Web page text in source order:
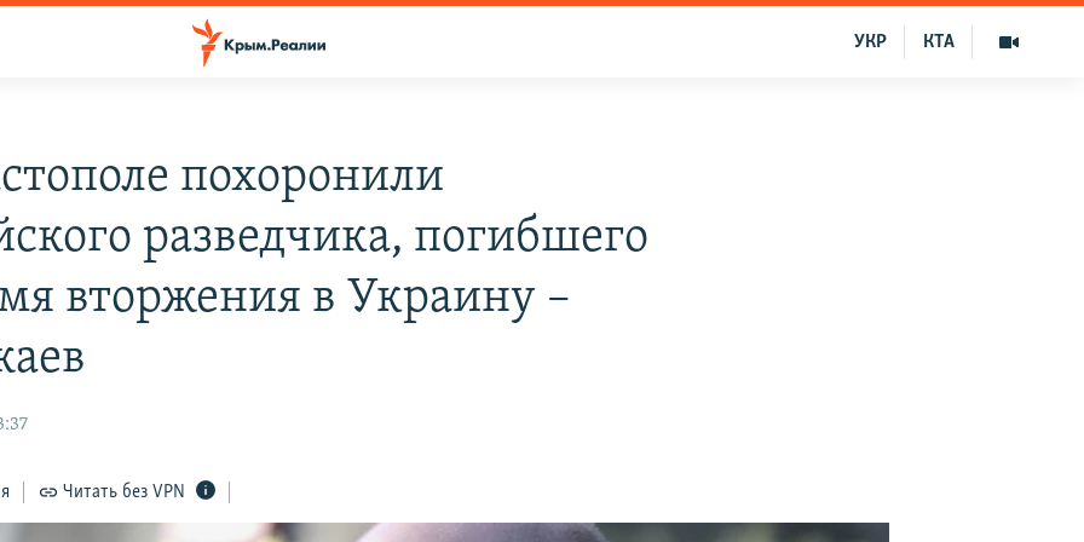
КТА
УКР
похоронили
разведчика, погибшего
вторжения в Украину –
Читать без VPN